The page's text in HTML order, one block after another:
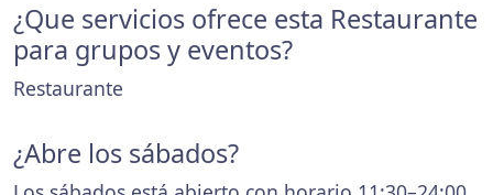
¿Que servicios ofrece esta Restaurante
para grupos y eventos?
Restaurante
¿Abre los sábados?